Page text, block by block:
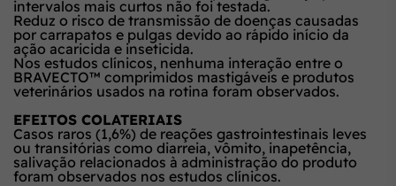
intervalos mais curtos não foi testada.
Reduz o risco de transmissão de doenças causadas
por carrapatos e pulgas devido ao rápido início da
ação acaricida e inseticida.
Nos estudos clínicos, nenhuma interação entre o
BRAVECTO™ comprimidos mastigáveis e produtos
veterinários usados na rotina foram observados.
EFEITOS COLATERIAIS
Casos raros (1,6%) de reações gastrointestinais leves
ou transitórias como diarreia, vômito, inapetência,
salivação relacionados à administração do produto
foram observados nos estudos clínicos.